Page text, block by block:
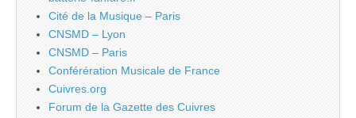
Cité de la Musique – Paris
CNSMD – Lyon
CNSMD – Paris
Conférération Musicale de France
Cuivres.org
Forum de la Gazette des Cuivres